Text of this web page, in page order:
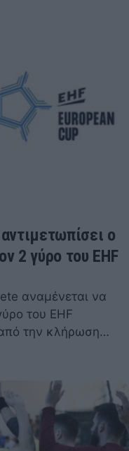
ο
2 γύρο του EHF
αναμένεται να
του EHF
την κλήρωση…